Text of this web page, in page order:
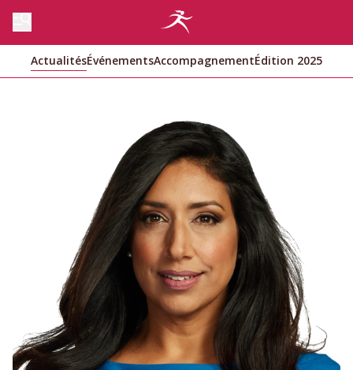
ActualitésÉvénementsAccompagnementÉdition 2025